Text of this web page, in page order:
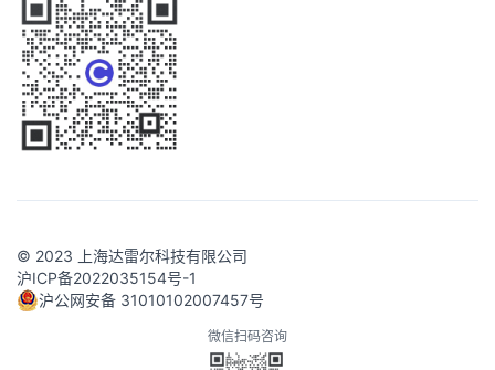
© 2023 上海达雷尔科技有限公司
沪ICP备2022035154号-1
沪公网安备 31010102007457号
微信扫码咨询